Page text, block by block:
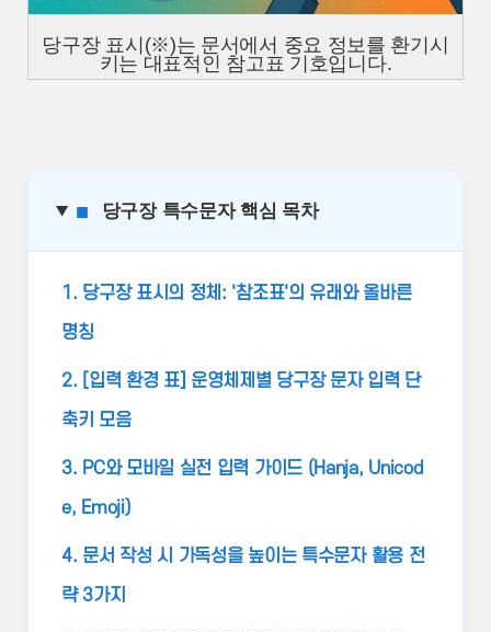
당구장 표시(※)는 문서에서 중요 정보를 환기시
키는 대표적인 참고표 기호입니다.
■ 당구장 특수문자 핵심 목차
1. 당구장 표시의 정체: '참조표'의 유래와 올바른
명칭
2. [입력 환경 표] 운영체제별 당구장 문자 입력 단
축키 모음
3. PC와 모바일 실전 입력 가이드 (Hanja, Unicod
e, Emoji)
4. 문서 작성 시 가독성을 높이는 특수문자 활용 전
략 3가지